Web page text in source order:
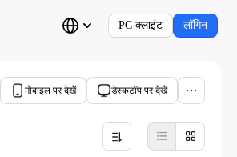
PC क्लाइंट लॉगिन
मोबाइल पर देखें डेस्कटॉप पर देखें